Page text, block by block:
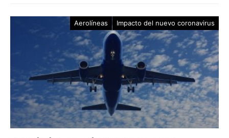
Aerolíneas Impacto del nuevo coronavirus